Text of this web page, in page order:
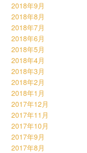
2018年9月
2018年8月
2018年7月
2018年6月
2018年5月
2018年4月
2018年3月
2018年2月
2018年1月
2017年12月
2017年11月
2017年10月
2017年9月
2017年8月